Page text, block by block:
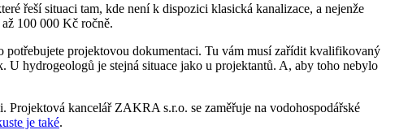
řeší situaci tam, kde není k dispozici klasická kanalizace, a nejenže
100 000 Kč ročně.
projektovou dokumentaci. Tu vám musí zařídit kvalifikovaný
hydrogeologů je stejná situace jako u projektantů. A, aby toho nebylo
Projektová kancelář ZAKRA s.r.o. se zaměřuje na vodohospodářské
je také.